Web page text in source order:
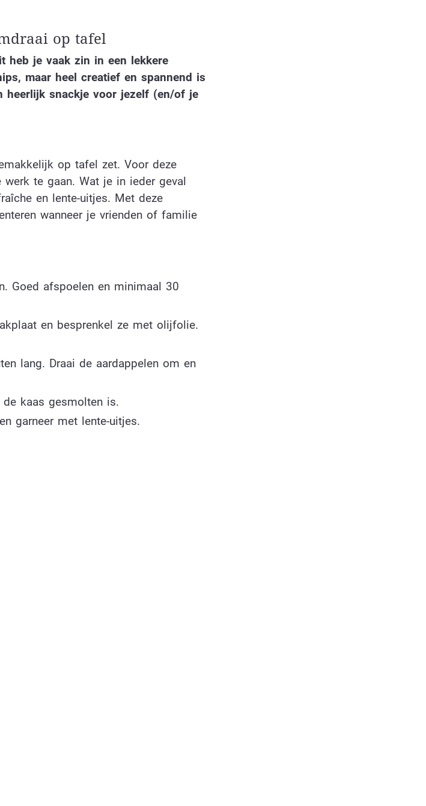
op tafel
heb je vaak zin in een lekkere
maar heel creatief en spannend is
heerlijk snackje voor jezelf (en/of je
op tafel zet. Voor deze
te gaan. Wat je in ieder geval
en lente-uitjes. Met deze
wanneer je vrienden of familie
Goed afspoelen en minimaal 30
en besprenkel ze met olijfolie.
lang. Draai de aardappelen om en
kaas gesmolten is.
garneer met lente-uitjes.